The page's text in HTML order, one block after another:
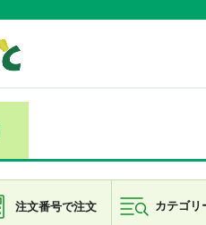
注文番号で注文 カテゴリ